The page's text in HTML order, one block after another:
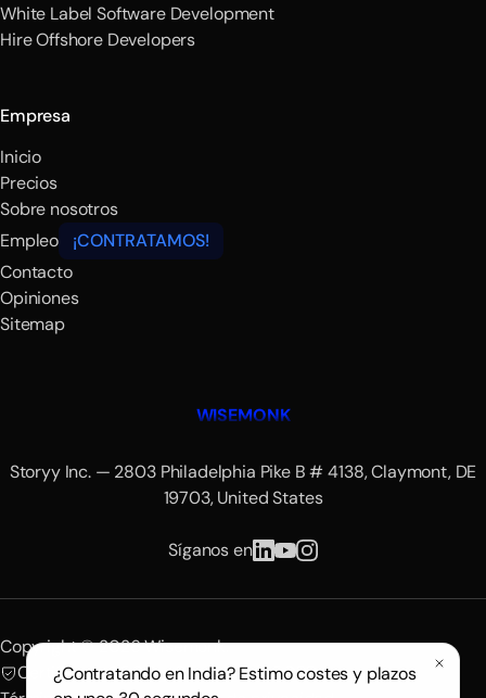
White Label Software Development
Hire Offshore Developers
Empresa
Inicio
Precios
Sobre nosotros
Empleo
¡CONTRATAMOS!
Contacto
Opiniones
Sitemap
WISEMONK
Storyy Inc. — 2803 Philadelphia Pike B # 4138, Claymont, DE
19703, United States
Síganos en
Copyright © 2026 Wisemonk.
Certificado SOC 2
Conforme al RGPD
¿Contratando en India? Estimo costes y plazos